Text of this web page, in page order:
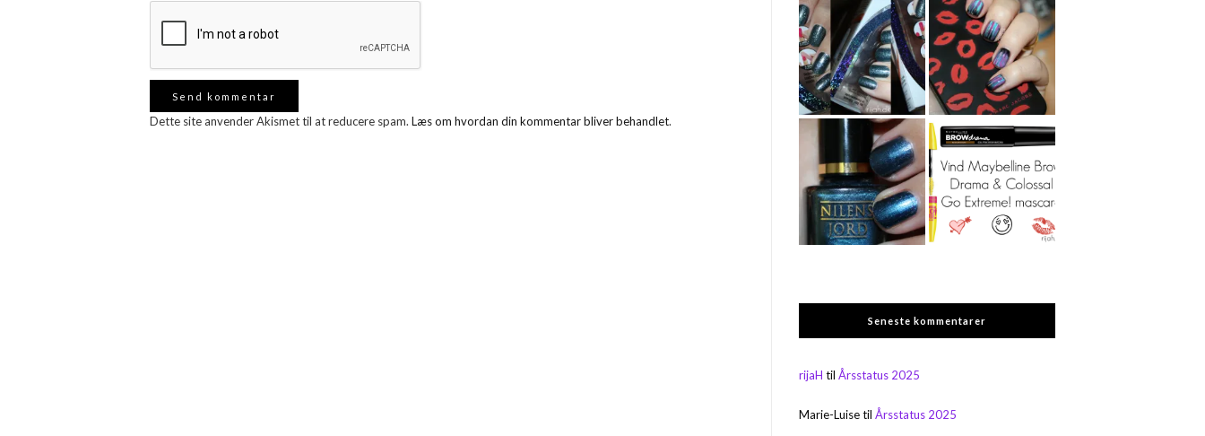
Dette site anvender Akismet til at reducere spam. Læs om hvordan din kommentar bliver behandlet.
Seneste kommentarer
rijaH tilÅrsstatus 2025
Marie-LuisetilÅrsstatus 2025